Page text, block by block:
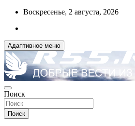
Перейти
содержимому
Воскресенье, 2 августа, 2026
Адаптивное меню
R55.RU
ДОБРЫЕ ВЕСТИ ИЗ ОМСКА
Поиск
Поиск